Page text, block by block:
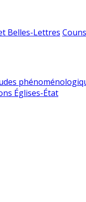
Belles-Lettres
Églises-État